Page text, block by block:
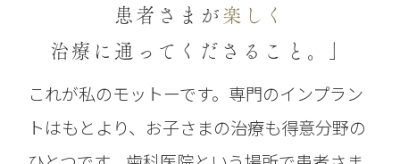
患者さまが 楽しく
治療に通ってくださること。」
これが私のモットーです。専門のインプラン
トはもとより、お子さまの治療も得意分野の